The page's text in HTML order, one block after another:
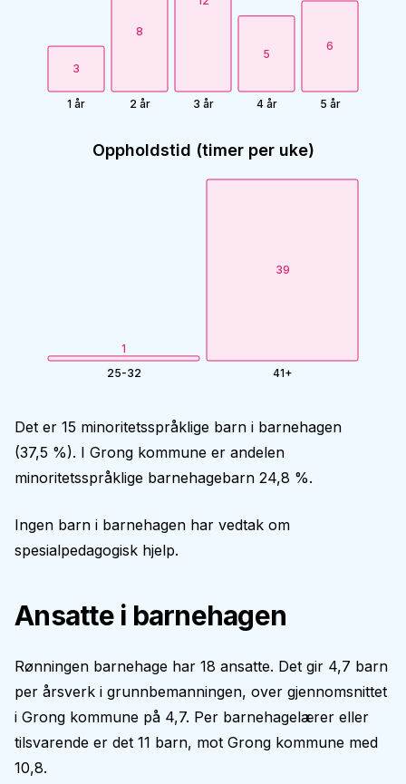
3
1 år
8
2 år 3 år
5
4 år
6
5 år
Oppholdstid (timer per uke)
1
25-32
39
41+
Det er 15 minoritetsspråklige barn i barnehagen
(37,5 %). I Grong kommune er andelen
minoritetsspråklige barnehagebarn 24,8 %.
Ingen barn i barnehagen har vedtak om
spesialpedagogisk hjelp.
Ansatte i barnehagen
Rønningen barnehage har 18 ansatte. Det gir 4,7 barn
per årsverk i grunnbemanningen, over gjennomsnittet
i Grong kommune på 4,7. Per barnehagelærer eller
tilsvarende er det 11 barn, mot Grong kommune med
10,8.